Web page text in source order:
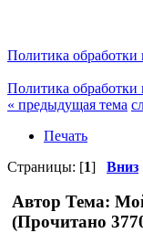
Политика
Политика
« предыдущая тема
Печать
Страницы: [1] Вниз
Автор Тема:
(Прочитано